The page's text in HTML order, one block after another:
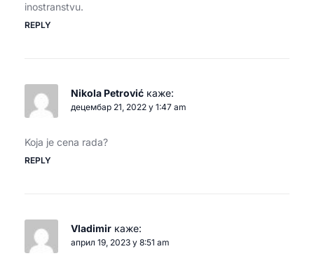
inostranstvu.
REPLY
Nikola Petrović каже:
децембар 21, 2022 у 1:47 am
Koja je cena rada?
REPLY
Vladimir каже:
април 19, 2023 у 8:51 am